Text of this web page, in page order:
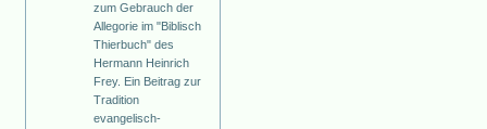
zum Gebrauch der
Allegorie im "Biblisch
Thierbuch" des
Hermann Heinrich
Frey. Ein Beitrag zur
Tradition
evangelisch-